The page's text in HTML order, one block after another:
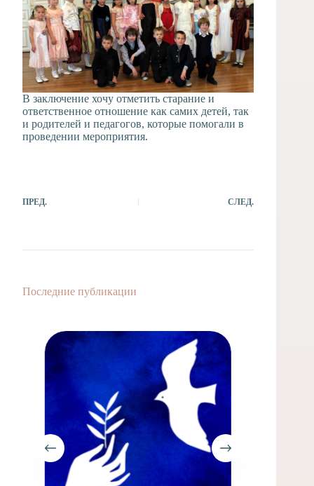
В заключение хочу отметить старание и
ответственное отношение как самих детей, так
и родителей и педагогов, которые помогали в
проведении мероприятия.
ПРЕД. СЛЕД.
Последние публикации